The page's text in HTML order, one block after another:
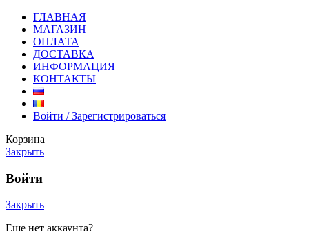
ГЛАВНАЯ
МАГАЗИН
ОПЛАТА
ДОСТАВКА
ИНФОРМАЦИЯ
КОНТАКТЫ
Войти / Зарегистрироваться
Корзина
Закрыть
Войти
Закрыть
Еще нет аккаунта?